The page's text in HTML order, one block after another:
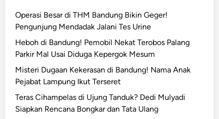
Operasi Besar di THM Bandung Bikin Geger!
Pengunjung Mendadak Jalani Tes Urine
Heboh di Bandung! Pemobil Nekat Terobos Palang
Parkir Mal Usai Diduga Kepergok Mesum
Misteri Dugaan Kekerasan di Bandung! Nama Anak
Pejabat Lampung Ikut Terseret
Teras Cihampelas di Ujung Tanduk? Dedi Mulyadi
Siapkan Rencana Bongkar dan Tata Ulang